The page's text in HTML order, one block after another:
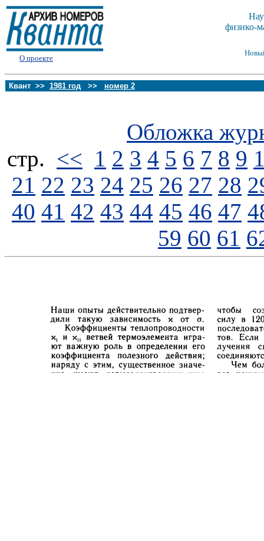
О проекте
физико-
Квант >> 1981 год >> номер 2
Обложка
стp. << 1 2 3 4 5 6 7 8 9
21 22 23 24 25 26 27 28
40 41 42 43 44 45 46 47
59 60 61